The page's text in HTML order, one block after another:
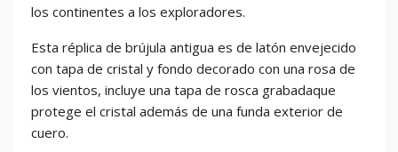
los continentes a los exploradores.
Esta réplica de brújula antigua es de latón envejecido
con tapa de cristal y fondo decorado con una rosa de
los vientos, incluye una tapa de rosca grabadaque
protege el cristal además de una funda exterior de
cuero.